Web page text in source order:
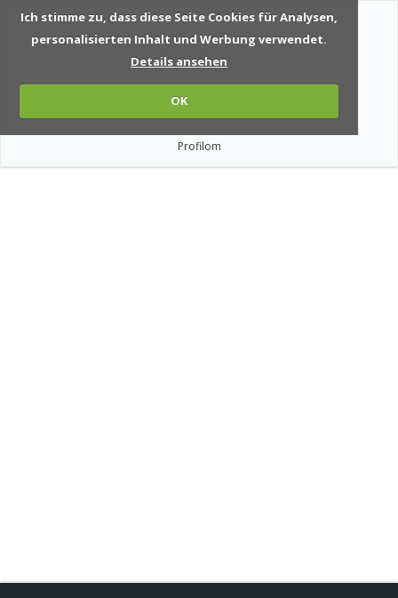
Ich stimme zu, dass diese Seite Cookies für Analysen,
personalisierten Inhalt und Werbung verwendet.
Details ansehen
OK
Profilom